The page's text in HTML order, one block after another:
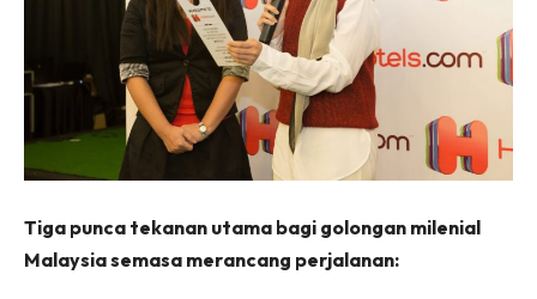
Tiga punca tekanan utama bagi golongan milenial
Malaysia semasa merancang perjalanan: